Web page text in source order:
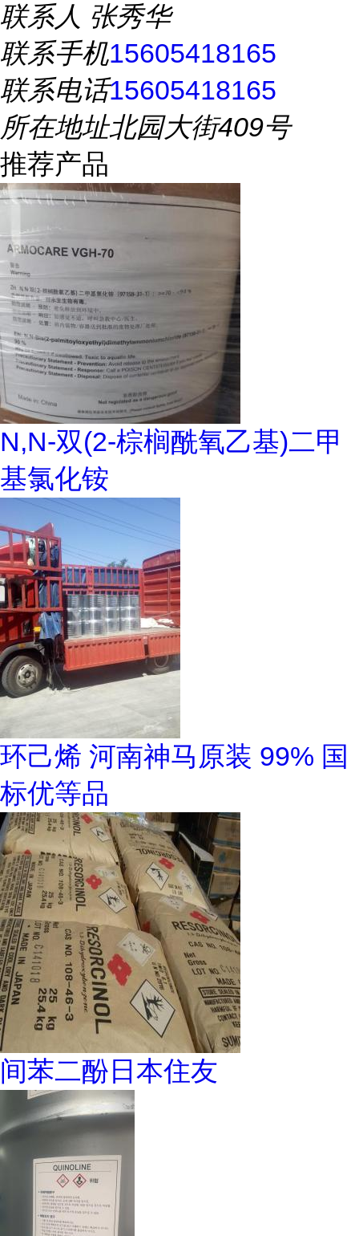
联系人 张秀华
联系手机15605418165
联系电话15605418165
所在地址北园大街409号
推荐产品
N,N-双(2-棕榈酰氧乙基)二甲
基氯化铵
环己烯 河南神马原装 99% 国
标优等品
间苯二酚日本住友